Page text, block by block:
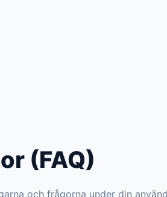
(FAQ)
och frågorna under din